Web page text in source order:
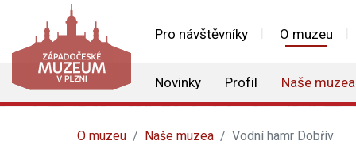
Pro návštěvníky O muzeu
Novinky Profil Naše muzea
O muzeu Naše muzea Vodní hamr Dobřív